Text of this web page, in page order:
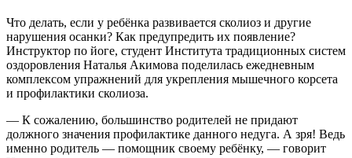
Что делать, если у ребёнка развивается сколиоз и другие
нарушения осанки? Как предупредить их появление?
Инструктор по йоге, студент Института традиционных систем
оздоровления Наталья Акимова поделилась ежедневным
комплексом упражнений для укрепления мышечного корсета
и профилактики сколиоза.
— К сожалению, большинство родителей не придают
должного значения профилактике данного недуга. А зря! Ведь
именно родитель — помощник своему ребёнку, — говорит